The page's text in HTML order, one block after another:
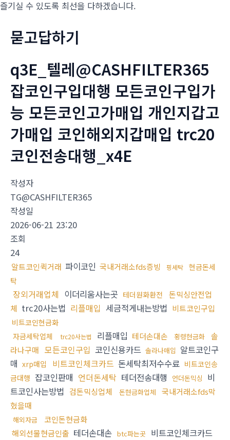
즐기실 수 있도록 최선을 다하겠습니다.
묻고답하기
q3E_텔레@CASHFILTER365
잡코인구입대행 모든코인구입가
능 모든코인고가매입 개인지갑고
가매입 코인해외지갑매입 trc20
코인전송대행_x4E
작성자
TG@CASHFILTER365
작성일
2026-06-21 23:20
조회
24
알트코인퀵거래 파이코인 국내거래소fds증빙 핑세탁
현금돈세
탁
장외거래업체 이더리움사는곳 테더원화환전
돈믹싱안전업
체 trc20사는법 리플매입 세금적게내는방법 비트코인구입
비트코인현금화
자금세탁업체
trc20사는법 리플매입 테더손대손 횡령현금화
솔
라나구매 모든코인구입 코인신용카드 솔라나매입 알트코인구
매 xrp매입 비트코인체크카드 돈세탁최저수수료 비트코인송
금대행 잡코인판매 언더돈세탁 테더전송대행 언더돈믹싱
비
트코인사는방법 검돈믹싱업체 돈현금화업체
국내거래소fds막
혔을때
해외자금
코인돈현금화
해외선물현금인출 테더손대손 btc파는곳 비트코인체크카드